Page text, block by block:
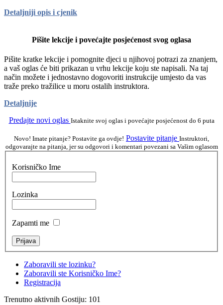
Detaljniji opis i cjenik
Pišite lekcije i povećajte posjećenost svog oglasa
Pišite kratke lekcije i pomognite djeci u njihovoj potrazi za znanjem,
a vaš oglas će biti prikazan u vrhu lekcije koju ste napisali. Na taj
način možete i jednostavno dogovoriti instrukcije umjesto da vas
traže preko tražilice u moru ostalih instruktora.
Detaljnije
Predajte novi oglas Istaknite svoj oglas i povećajte posjećenost do 6 puta
Novo! Imate pitanje? Postavite ga ovdje! Postavite pitanje Instruktori,
odgovarajte na pitanja, jer su odgovori i komentari povezani sa Vašim oglasom
Korisničko Ime
Lozinka
Zapamti me
Zaboravili ste lozinku?
Zaboravili ste Korisničko Ime?
Registracija
Trenutno aktivnih Gostiju: 101